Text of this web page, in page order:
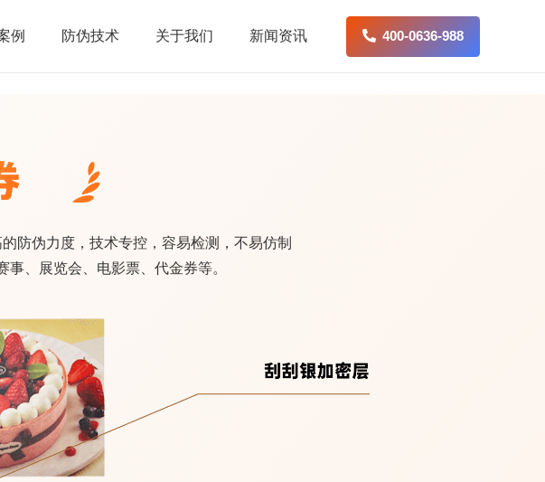
例 防伪技术 关于我们 新闻资讯 400-0636-988
防伪力度，技术专控，容易检测，不易仿制
、展览会、电影票、代金券等。